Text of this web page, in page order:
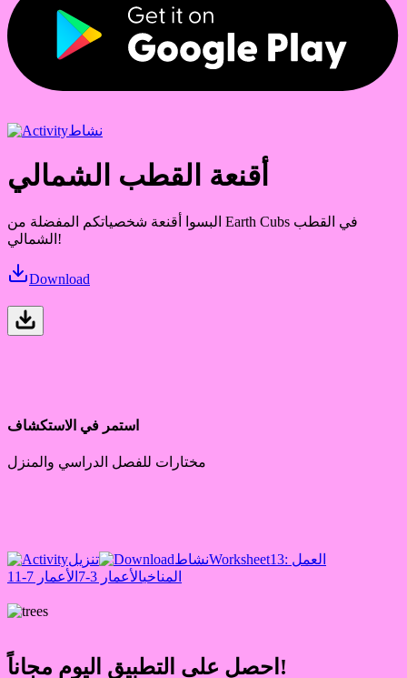
نشاط
أقنعة القطب الشمالي
البسوا أقنعة شخصياتكم المفضلة من Earth Cubs في القطب
الشمالي!
Download
استمر في الاستكشاف
مختارات للفصل الدراسي والمنزل
نشاط تنزيل Worksheet13: العمل
المناخيالأعمار 3-7 الأعمار 7-11
احصل على التطبيق اليوم مجاناً!